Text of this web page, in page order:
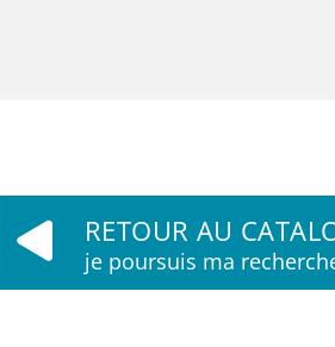
RETOUR AU
je poursuis ma